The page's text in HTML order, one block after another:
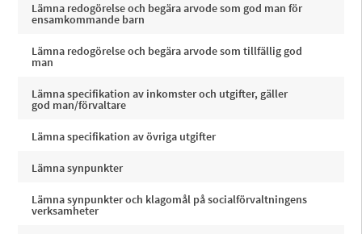
Lämna redogörelse och begära arvode som god man för
ensamkommande barn
Lämna redogörelse och begära arvode som tillfällig god
man
Lämna specifikation av inkomster och utgifter, gäller
god man/förvaltare
Lämna specifikation av övriga utgifter
Lämna synpunkter
Lämna synpunkter och klagomål på socialförvaltningens
verksamheter